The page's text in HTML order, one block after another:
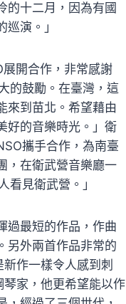
的十二月，因為有國
演。」
開合作，非常感謝
的鼓勵。在臺灣，這
來到苗北。希望藉由
好的音樂時光。」衛
攜手合作，為南臺
，在衛武營音樂廳一
見衛武營。」
過最短的作品，作曲
另外兩首作品非常的
作一樣令人感到刺
家，他更希望能以作